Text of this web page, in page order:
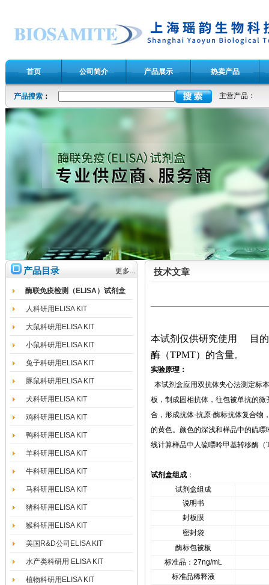
首页 公司简介 产品展示 热卖产品
产品搜索 ： 主营产品：
产品目录 更多...
酶联免疫检测（ELISA）试剂盒
人科研用ELISA KIT
大鼠科研用ELISA KIT
小鼠科研用ELISA KIT
兔子科研用ELISA KIT
豚鼠科研用ELISA KIT
犬科研用ELISA KIT
鸡科研用ELISA KIT
鸭科研用ELISA KIT
羊科研用ELISA KIT
牛科研用ELISA KIT
马科研用ELISA KIT
猪科研用ELISA KIT
猴科研用ELISA KIT
美国R&D公司ELISA KIT
水产类科研用 ELISA KIT
植物科研用ELISA KIT
技术文章
本试剂仅供研究使用
目
酶（TPMT） 的含量。
实验原理：
本试剂盒应用双抗体夹心法测定标
板，制成固相抗体，往包被单抗的微
合，形成抗体-抗原-酶标抗体复合物
的黄色。颜色的深浅和样品中的硫嘌
线计算样品中人硫嘌呤甲基转移酶（
试剂盒组成 ：
试剂盒组成
说明书
封板膜
密封袋
酶标包被板
标准品： 27ng/mL
标准品稀释液